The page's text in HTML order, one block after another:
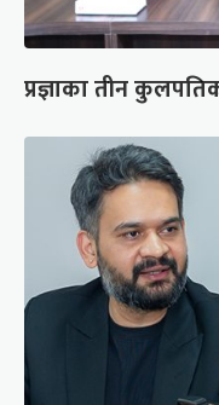
प्रज्ञाका तीन